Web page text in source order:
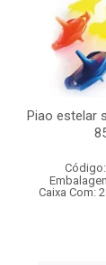
Piao estelar
Caixa Com: